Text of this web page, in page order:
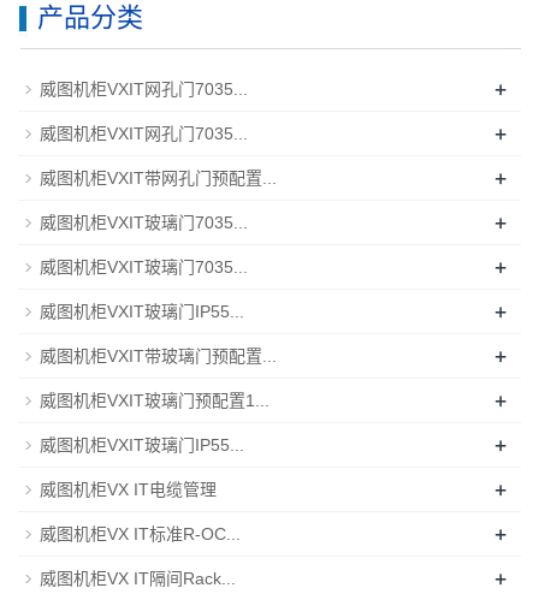
产品分类
威图机柜VXIT网孔门7035... +
威图机柜VXIT网孔门7035... +
威图机柜VXIT带网孔门预配置... +
威图机柜VXIT玻璃门7035... +
威图机柜VXIT玻璃门7035... +
威图机柜VXIT玻璃门IP55... +
威图机柜VXIT带玻璃门预配置... +
威图机柜VXIT玻璃门预配置1... +
威图机柜VXIT玻璃门IP55... +
威图机柜VX IT电缆管理 +
威图机柜VX IT标准R-OC... +
威图机柜VX IT隔间Rack... +